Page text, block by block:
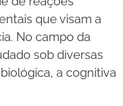
que visam a
No campo da
sob diversas
a cognitiva